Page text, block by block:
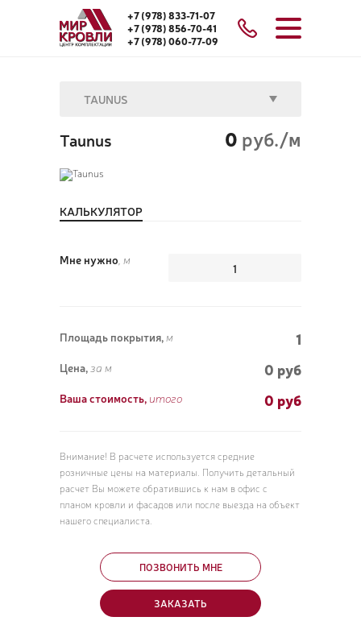
+7 (978) 833-71-07
+7 (978) 856-70-41
+7 (978) 060-77-09
TAUNUS
Taunus 0 руб./м
КАЛЬКУЛЯТОР
Мне нужно , м
Площадь покрытия, м 1
Цена, за м 0 руб
Ваша стоимость, итого 0 руб
Внимание! В расчете используется средние
розничные цены на материалы. Получить детальный
расчет Вы можете обратившись к нам в офис с
планом кровли и фасадов или после выезда на объект
нашего специалиста.
ПОЗВОНИТЬ МНЕ
ЗАКАЗАТЬ